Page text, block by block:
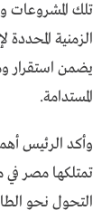
تلك المشروعات
الزمنية المحددة
يضمن استقرار
المستدامة.
وأكد الرئيس
تمتلكها مصر في
التحول نحو